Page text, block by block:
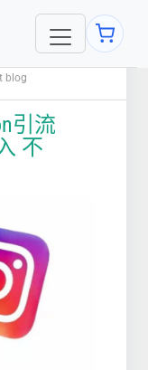
blog
引流
不